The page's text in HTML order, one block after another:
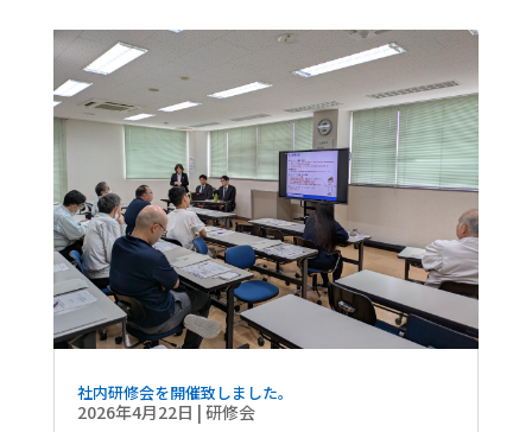
社内研修会を開催致しました。
2026年4月22日 | 研修会